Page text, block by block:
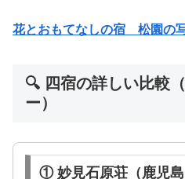
花とおもてなしの宿 松園の
🔍 四宿の詳しい比較
ー）
① 妙見石原荘（鹿児島